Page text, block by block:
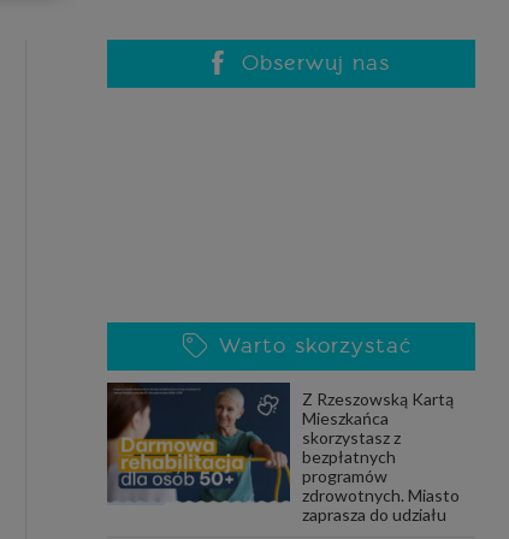
Obserwuj nas
Warto skorzystać
Z Rzeszowską Kartą
Mieszkańca
skorzystasz z
bezpłatnych
programów
zdrowotnych. Miasto
zaprasza do udziału